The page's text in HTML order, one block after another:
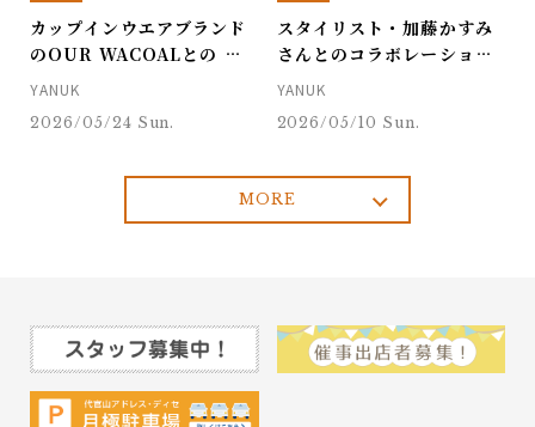
カップインウエアブランド
のOUR WACOALとの コ
ラボレーショントップス発
YANUK
2026/05/24 Sun.
スタイリスト・加藤かすみ
さんとのコラボレーション
大人が似合うデニムハーフ
YANUK
2026/05/10 Sun.
MORE